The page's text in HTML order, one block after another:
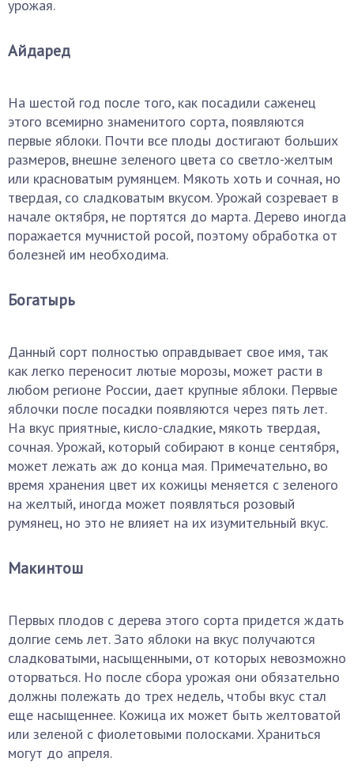
урожая.
Айдаред
На шестой год после того, как посадили саженец
этого всемирно знаменитого сорта, появляются
первые яблоки. Почти все плоды достигают больших
размеров, внешне зеленого цвета со светло-желтым
или красноватым румянцем. Мякоть хоть и сочная, но
твердая, со сладковатым вкусом. Урожай созревает в
начале октября, не портятся до марта. Дерево иногда
поражается мучнистой росой, поэтому обработка от
болезней им необходима.
Богатырь
Данный сорт полностью оправдывает свое имя, так
как легко переносит лютые морозы, может расти в
любом регионе России, дает крупные яблоки. Первые
яблочки после посадки появляются через пять лет.
На вкус приятные, кисло-сладкие, мякоть твердая,
сочная. Урожай, который собирают в конце сентября,
может лежать аж до конца мая. Примечательно, во
время хранения цвет их кожицы меняется с зеленого
на желтый, иногда может появляться розовый
румянец, но это не влияет на их изумительный вкус.
Макинтош
Первых плодов с дерева этого сорта придется ждать
долгие семь лет. Зато яблоки на вкус получаются
сладковатыми, насыщенными, от которых невозможно
оторваться. Но после сбора урожая они обязательно
должны полежать до трех недель, чтобы вкус стал
еще насыщеннее. Кожица их может быть желтоватой
или зеленой с фиолетовыми полосками. Храниться
могут до апреля.